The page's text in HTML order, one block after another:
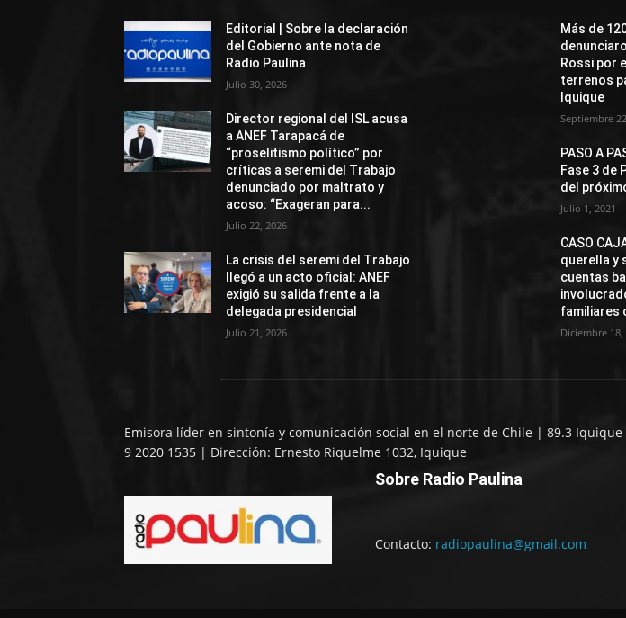
Editorial | Sobre la declaración
del Gobierno ante nota de
Radio Paulina
Julio 30, 2026
Director regional del ISL acusa
a ANEF Tarapacá de
“proselitismo político” por
críticas a seremi del Trabajo
denunciado por maltrato y
acoso: “Exageran para...
Julio 22, 2026
La crisis del seremi del Trabajo
llegó a un acto oficial: ANEF
exigió su salida frente a la
delegada presidencial
Julio 21, 2026
Más de
Rossi por
terrenos
Iquique
Septiembre
PASO A
Fase 3 de
del
Julio 1, 2021
CASO
querella y
cuentas
familiares
Diciembre 18,
Emisora líder en sintonía y comunicación social en el norte de Chile | 89.3 Iquique
9 2020 1535 | Dirección: Ernesto Riquelme 1032, Iquique
Sobre Radio Paulina
Contacto: radiopaulina@gmail.com